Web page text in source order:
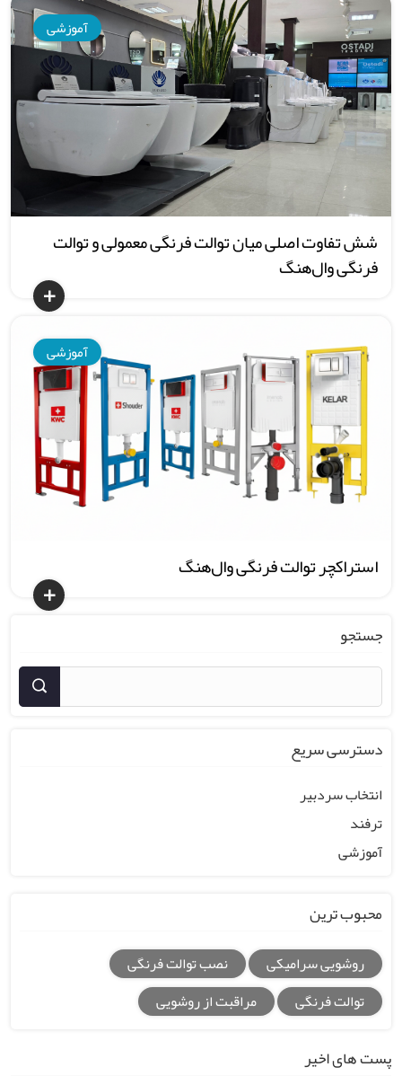
آموزشی
شش تفاوت اصلی میان توالت فرنگی معمولی و توالت
فرنگی وال‌هنگ
آموزشی
استراکچر توالت فرنگی وال‌هنگ
جستجو
دسترسی سریع
انتخاب سردبیر
ترفند
آموزشی
محبوب ترین
روشویی سرامیکی
نصب توالت فرنگی
توالت فرنگی
مراقبت از روشویی
پست های اخیر